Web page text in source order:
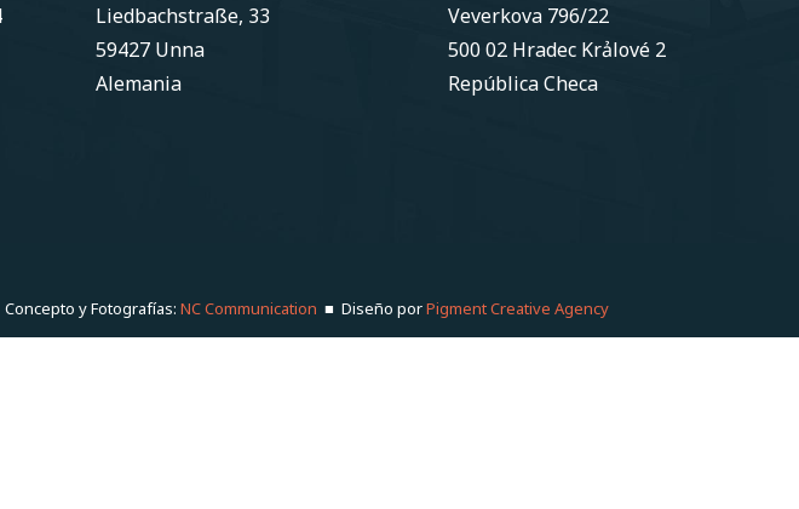
Liedbachstraße, 33
59427 Unna
Alemania
Veverkova 796/22
500 02 Hradec Krảlové 2
República Checa
y Fotografías: NC Communication ■ Diseño porPigment Creative Agency